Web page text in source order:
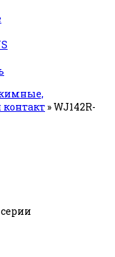
контакт »WJ142R-